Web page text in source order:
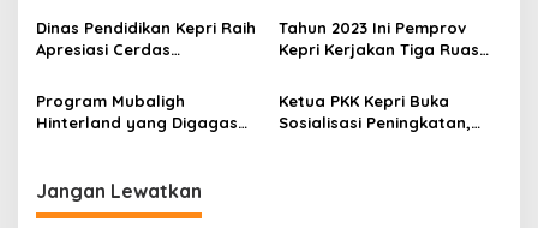
s
Menjadi 1.207 Orang
Dinas Pendidikan Kepri Raih
Apresiasi Cerdas
Tahun 2023 Ini Pemprov
Kepri Kerjakan Tiga Ruas
Program Mubaligh
Hinterland yang Digagas
Ketua PKK Kepri Buka
Sosialisasi Peningkatan,
Jangan Lewatkan